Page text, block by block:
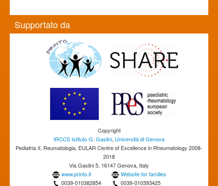
Supportato da
Copyright
IRCCS Istituto G. Gaslini, Università di Genova
Pediatria II, Reumatologia, EULAR Centre of Excellence in Rheumatology 2008-
2018
Via Gaslini 5, 16147 Genova, Italy
www.printo.it
Website for families
0039-010382854
0039-010393425